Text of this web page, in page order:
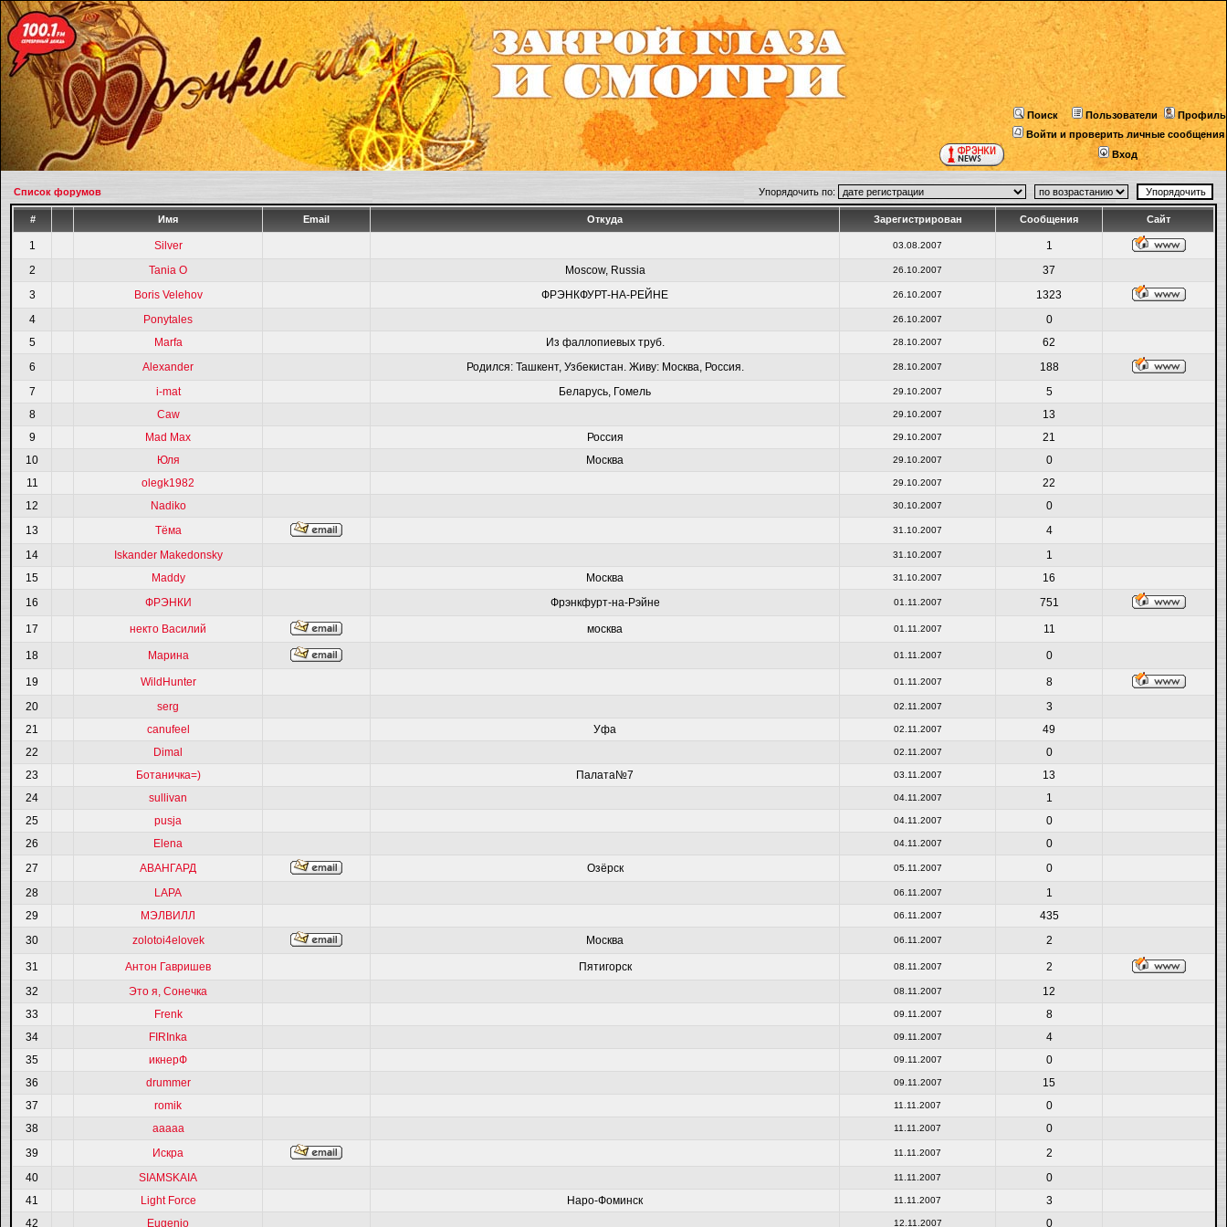
Поиск Пользователи
Профиль
Войти и проверить личные сообщения
Вход
Список форумов Упорядочить по:
# Имя Email Откуда Зарегистрирован Сообщения Сайт
1 Silver 03.08.2007
1
2
Tania O Moscow, Russia 26.10.2007
37
3
Boris Velehov ФРЭНКФУРТ-НА-РЕЙНЕ 26.10.2007
1323
4
Ponytales 26.10.2007
0
5
Marfa Из фаллопиевых труб. 28.10.2007
62
6
Alexander Родился: Ташкент, Узбекистан. Живу: Москва, Россия. 28.10.2007
188
7
i-mat Беларусь, Гомель 29.10.2007
5
8
Caw 29.10.2007
13
9
Mad Max Россия 29.10.2007
21
10
Юля Москва 29.10.2007
0
11
olegk1982 29.10.2007
22
12
Nadiko 30.10.2007
0
13
Тёма 31.10.2007
4
14
Iskander Makedonsky 31.10.2007
1
15
Maddy Москва 31.10.2007
16
16
ФРЭНКИ Фрэнкфурт-на-Рэйне 01.11.2007 751
17 некто Василий москва 01.11.2007 11
18 Марина 01.11.2007 0
19 WildHunter 01.11.2007
8
20
serg 02.11.2007
3
21
canufeel Уфа 02.11.2007
49
22
Dimal 02.11.2007
0
23
Ботаничка=) Палата№7 03.11.2007
13
24
sullivan 04.11.2007
1
25
pusja 04.11.2007
0
26
Elena 04.11.2007
0
27
АВАНГАРД Озёрск 05.11.2007
0
28
LAPA 06.11.2007
1
29
МЭЛВИЛЛ 06.11.2007
435
30
zolotoi4elovek Москва 06.11.2007 2
31 Антон Гавришев Пятигорск 08.11.2007
2
32
Это я, Сонечка 08.11.2007
12
33
Frenk 09.11.2007
8
34
FIRInka 09.11.2007
4
35
икнерФ 09.11.2007
0
36
drummer 09.11.2007
15
37
romik 11.11.2007
0
38
ааааа 11.11.2007
0
39
Искра 11.11.2007
2
40
SIAMSKAIA 11.11.2007
0
41
Light Force Наро-Фоминск 11.11.2007
3
42
Eugenio 12.11.2007 0